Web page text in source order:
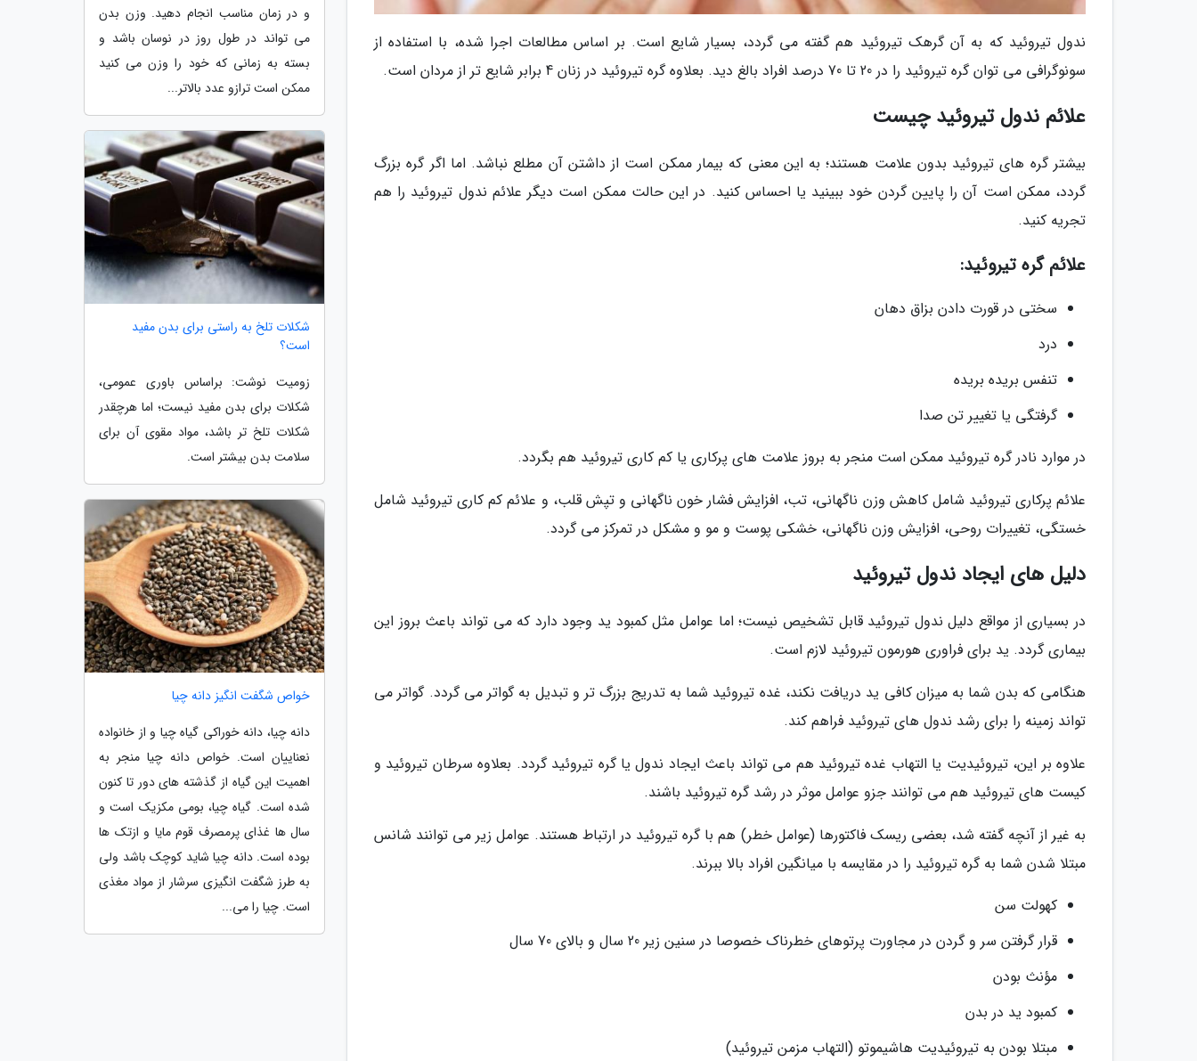
ندول تیروئید که به آن گرهک تیروئید هم گفته می گردد، بسیار شایع است. بر اساس مطالعات اجرا شده، با استفاده از
سونوگرافی می توان گره تیروئید را در 20 تا 70 درصد افراد بالغ دید. بعلاوه گره تیروئید در زنان 4 برابر شایع تر از مردان است.
علائم ندول تیروئید چیست
بیشتر گره های تیروئید بدون علامت هستند؛ به این معنی که بیمار ممکن است از داشتن آن مطلع نباشد. اما اگر گره بزرگ
گردد، ممکن است آن را پایین گردن خود ببینید یا احساس کنید. در این حالت ممکن است دیگر علائم ندول تیروئید را هم
تجریه کنید.
علائم گره تیروئید:
سختی در قورت دادن بزاق دهان
درد
تنفس بریده بریده
گرفتگی یا تغییر تن صدا
در موارد نادر گره تیروئید ممکن است منجر به بروز علامت های پرکاری یا کم کاری تیروئید هم بگردد.
علائم پرکاری تیروئید شامل کاهش وزن ناگهانی، تب، افزایش فشار خون ناگهانی و تپش قلب، و علائم کم کاری تیروئید شامل
خستگی، تغییرات روحی، افزایش وزن ناگهانی، خشکی پوست و مو و مشکل در تمرکز می گردد.
دلیل های ایجاد ندول تیروئید
در بسیاری از مواقع دلیل ندول تیروئید قابل تشخیص نیست؛ اما عوامل مثل کمبود ید وجود دارد که می تواند باعث بروز این
بیماری گردد. ید برای فراوری هورمون تیروئید لازم است.
هنگامی که بدن شما به میزان کافی ید دریافت نکند، غده تیروئید شما به تدریج بزرگ تر و تبدیل به گواتر می گردد. گواتر می
تواند زمینه را برای رشد ندول های تیروئید فراهم کند.
علاوه بر این، تیروئیدیت یا التهاب غده تیروئید هم می تواند باعث ایجاد ندول یا گره تیروئید گردد. بعلاوه سرطان تیروئید و
کیست های تیروئید هم می توانند جزو عوامل موثر در رشد گره تیروئید باشند.
به غیر از آنچه گفته شد، بعضی ریسک فاکتورها (عوامل خطر) هم با گره تیروئید در ارتباط هستند. عوامل زیر می توانند شانس
مبتلا شدن شما به گره تیروئید را در مقایسه با میانگین افراد بالا ببرند.
کهولت سن
قرار گرفتن سر و گردن در مجاورت پرتوهای خطرناک خصوصا در سنین زیر 20 سال و بالای 70 سال
مؤنث بودن
کمبود ید در بدن
مبتلا بودن به تیروئیدیت هاشیموتو (التهاب مزمن تیروئید)
و در زمان مناسب انجام دهید. وزن بدن
می تواند در طول روز در نوسان باشد و
بسته به زمانی که خود را وزن می کنید
ممکن است ترازو عدد بالاتر...
شکلات تلخ به راستی برای بدن مفید
است؟
زومیت نوشت: براساس باوری عمومی،
شکلات برای بدن مفید نیست؛ اما هرچقدر
شکلات تلخ تر باشد، مواد مقوی آن برای
سلامت بدن بیشتر است.
خواص شگفت انگیز دانه چیا
دانه چیا، دانه خوراکی گیاه چیا و از خانواده
نعناییان است. خواص دانه چیا منجر به
اهمیت این گیاه از گذشته های دور تا کنون
شده است. گیاه چیا، بومی مکزیک است و
سال ها غذای پرمصرف قوم مایا و ازتک ها
بوده است. دانه چیا شاید کوچک باشد ولی
به طرز شگفت انگیزی سرشار از مواد مغذی
است. چیا را می...